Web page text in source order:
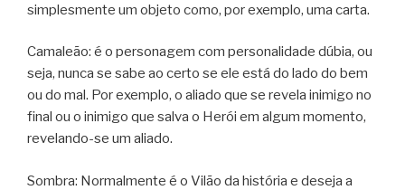
simplesmente um objeto como, por exemplo, uma carta.
Camaleão: é o personagem com personalidade dúbia, ou
seja, nunca se sabe ao certo se ele está do lado do bem
ou do mal. Por exemplo, o aliado que se revela inimigo no
final ou o inimigo que salva o Herói em algum momento,
revelando-se um aliado.
Sombra: Normalmente é o Vilão da história e deseja a